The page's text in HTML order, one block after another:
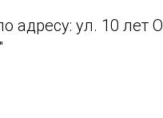
адресу: ул. 10